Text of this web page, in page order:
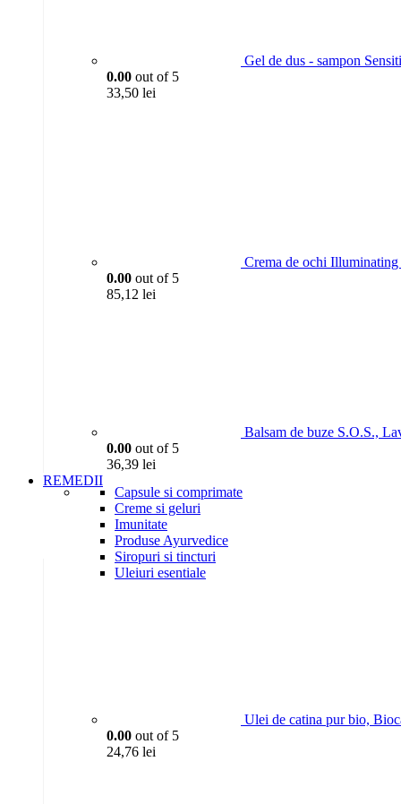
Gel de dus - sampon
0.00 out of 5
33,50 lei
Crema de ochi
0.00 out of 5
85,12 lei
Balsam de buze S.O.S.,
0.00 out of 5
36,39 lei
REMEDII
Capsule si comprimate
Creme si geluri
Imunitate
Produse Ayurvedice
Siropuri si tincturi
Uleiuri esentiale
Ulei de catina pur bio,
0.00 out of 5
24,76 lei